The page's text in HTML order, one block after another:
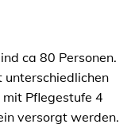
ca 80 Personen.
unterschiedlichen
mit Pflegestufe 4
versorgt werden.